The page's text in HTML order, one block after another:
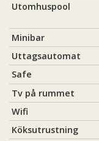
Utomhuspool
Minibar
Uttagsautomat
Safe
Tv på rummet
Wifi
Köksutrustning